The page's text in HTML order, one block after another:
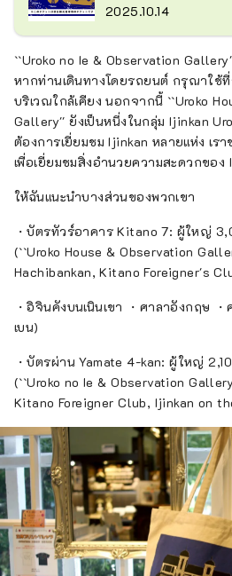
2025.10.14
``Uroko no Ie & Observation
หากท่านเดินทางโดยรถยนต์ กรุณาใช้
บริเวณใกล้เคียง นอกจากนี้ ``Uroko
Gallery'' ยังเป็นหนึ่งในกลุ่ม Ijinkan
ต้องการเยี่ยมชม Ijinkan หลายแห่ง เร
เพื่อเยี่ยมชมสิ่งอำนวยความสะดวกของ
ให้ฉันแนะนำบางส่วนของพวกเขา
・บัตรทัวร์อาคาร Kitano 7: ผู้ใหญ่
(``Uroko House & Observation
Hachibankan, Kitano Foreigner's
・อิจินคังบนเนินเขา ・ศาลาอังกฤษ
เบน)
・บัตรผ่าน Yamate 4-kan: ผู้ใหญ่
(``Uroko no Ie & Observation
Kitano Foreigner Club, Ijinkan on